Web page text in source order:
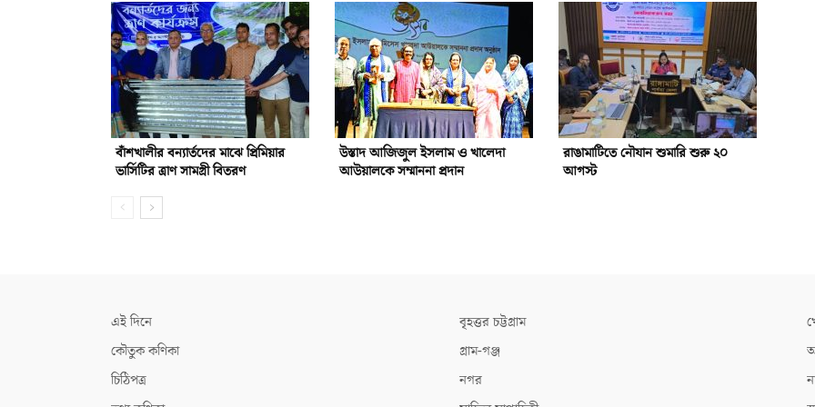
বাঁশখালীর বন্যার্তদের মাঝে প্রিমিয়ার
ভার্সিটির ত্রাণ সামগ্রী বিতরণ
উস্তাদ আজিজুল ইসলাম ও খালেদা
আউয়ালকে সম্মাননা প্রদান
রাঙামাটিতে নৌযান শুমারি শুরু ২০
আগস্ট
এই দিনে
কৌতুক কণিকা
চিঠিপত্র
বৃহত্তর চট্টগ্রাম
গ্রাম-গঞ্জ
নগর